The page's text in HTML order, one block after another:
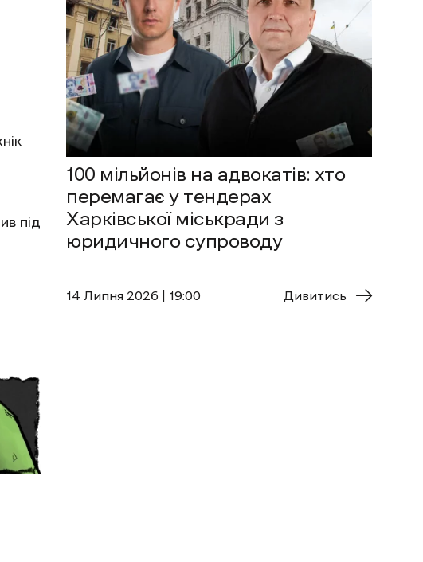
під
100 мільйонів на адвокатів: хто
перемагає у тендерах
Харківської міськради з
юридичного супроводу
14 Липня 2026 | 19:00 Дивитись